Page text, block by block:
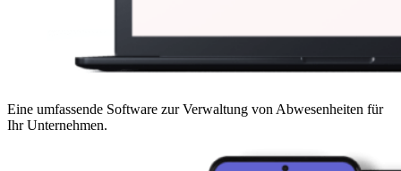
Eine umfassende Software zur Verwaltung von Abwesenheiten für
Ihr Unternehmen.